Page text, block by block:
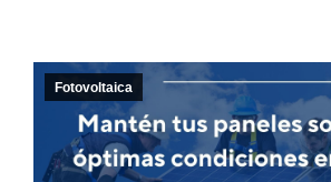
Fotovoltaica